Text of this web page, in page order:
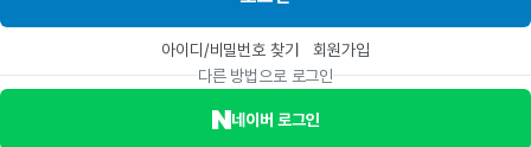
아이디/비밀번호 찾기
회원가입
다른 방법으로 로그인
네이버 로그인